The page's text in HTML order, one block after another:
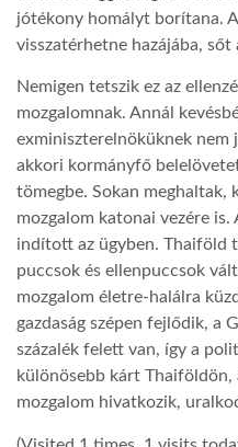
A NAP SZÉPE
LINKTR.EE
GLOBOZSARU
DOBRAVERO.HU
jótékony homályt borítana.
visszatérhetne hazájába, sőt
Nemigen tetszik ez az
mozgalomnak. Annál
exminiszterelnöküknek nem
akkori kormányfő
tömegbe. Sokan meghaltak,
mozgalom katonai vezére is.
indított az ügyben. Thaiföld
puccsok és ellenpuccsok
mozgalom életre-halálra
gazdaság szépen fejlődik, a
százalék felett van, így a
különösebb kárt Thaiföldön,
mozgalom hivatkozik,